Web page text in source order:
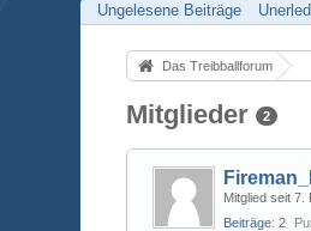
Ungelesene Beiträge
Das Treibballforum
Mitglieder 2
Mitglied seit 7.
Beiträge 2